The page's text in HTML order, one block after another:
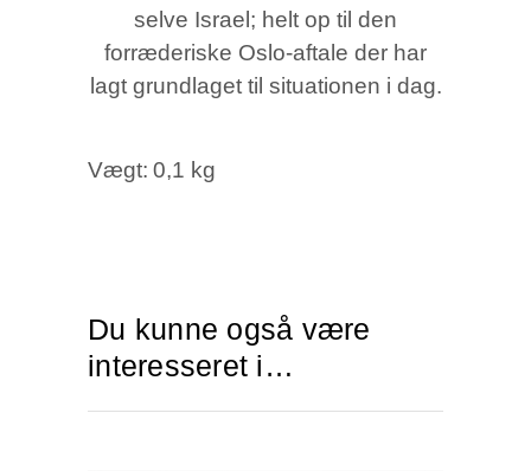
selve Israel; helt op til den
forræderiske Oslo-aftale der har
lagt grundlaget til situationen i dag.
Vægt 0,1 kg
Du kunne også være
interesseret i…